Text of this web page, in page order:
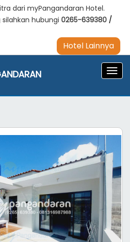
dari myPangandaran Hotel.
hubungi 0265-639380 /
Hotel Lainnya